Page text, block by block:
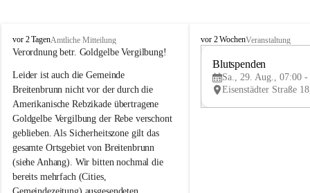
B
r
i
t
e
n
b
r
u
n
n
a
vor 2 TagenAmtliche Mitteilung
Verordnung betr. Goldgelbe Vergilbung!
Leider ist auch die Gemeinde
Breitenbrunn nicht vor der durch die
Amerikanische Rebzikade übertragene
Goldgelbe Vergilbung der Rebe verschont
geblieben. Als Sicherheitszone gilt das
gesamte Ortsgebiet von Breitenbrunn
(siehe Anhang). Wir bitten nochmal die
bereits mehrfach (Cities,
B
e
vor 2 WochenVeranstaltung
Blutspenden
Sa., 29. Aug., 07:00 -